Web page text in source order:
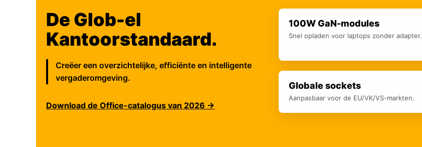
De Glob-el
Kantoorstandaard.
Creëer een overzichtelijke, efficiënte en intelligente
vergaderomgeving.
Download de Office-catalogus van 2026 →
100W GaN-modules
Snel opladen voor laptops zonder adapter.
Globale sockets
Aanpasbaar voor de EU/VK/VS-markten.